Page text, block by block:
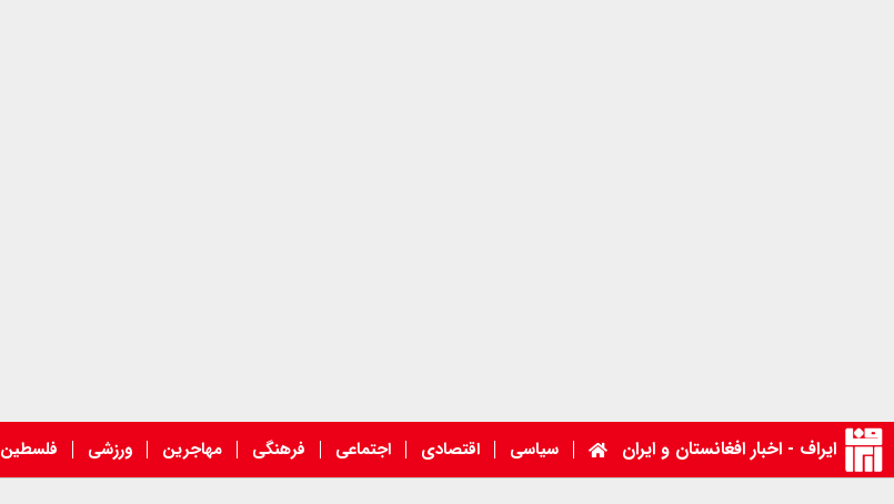
ایراف - اخبار افغانستان و ایران سیاسی اقتصادی اجتماعی فرهنگی مهاجرین ورزشی فلسطین